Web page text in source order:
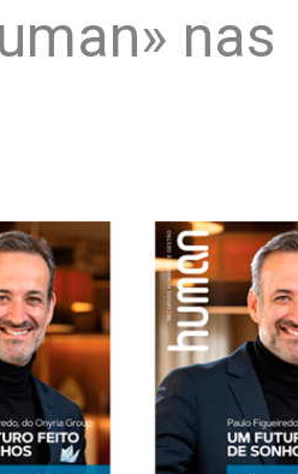
nas